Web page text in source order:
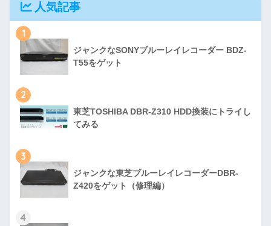
人気記事
1
ジャンクなSONYブルーレイレコーダー BDZ-
T55をゲット
2
東芝TOSHIBA DBR-Z310 HDD換装にトライし
てみる
3
ジャンクな東芝ブルーレイレコーダーDBR-
Z420をゲット（修理編）
4